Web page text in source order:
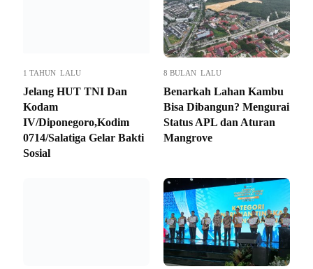
1 TAHUN LALU
Jelang HUT TNI Dan
Kodam
IV/Diponegoro,Kodim
0714/Salatiga Gelar Bakti
Sosial
8 BULAN LALU
Benarkah Lahan Kambu
Bisa Dibangun? Mengurai
Status APL dan Aturan
Mangrove